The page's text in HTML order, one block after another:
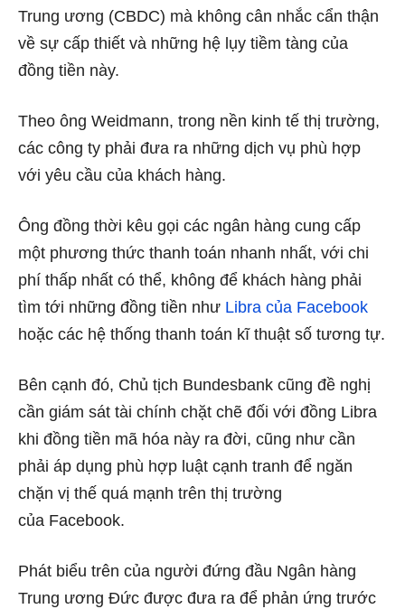
Trung ương (CBDC) mà không cân nhắc cẩn thận
về sự cấp thiết và những hệ lụy tiềm tàng của
đồng tiền này.
Theo ông Weidmann, trong nền kinh tế thị trường,
các công ty phải đưa ra những dịch vụ phù hợp
với yêu cầu của khách hàng.
Ông đồng thời kêu gọi các ngân hàng cung cấp
một phương thức thanh toán nhanh nhất, với chi
phí thấp nhất có thể, không để khách hàng phải
tìm tới những đồng tiền như Libra của Facebook
hoặc các hệ thống thanh toán kĩ thuật số tương tự.
Bên cạnh đó, Chủ tịch Bundesbank cũng đề nghị
cần giám sát tài chính chặt chẽ đối với đồng Libra
khi đồng tiền mã hóa này ra đời, cũng như cần
phải áp dụng phù hợp luật cạnh tranh để ngăn
chặn vị thế quá mạnh trên thị trường
của Facebook.
Phát biểu trên của người đứng đầu Ngân hàng
Trung ương Đức được đưa ra để phản ứng trước